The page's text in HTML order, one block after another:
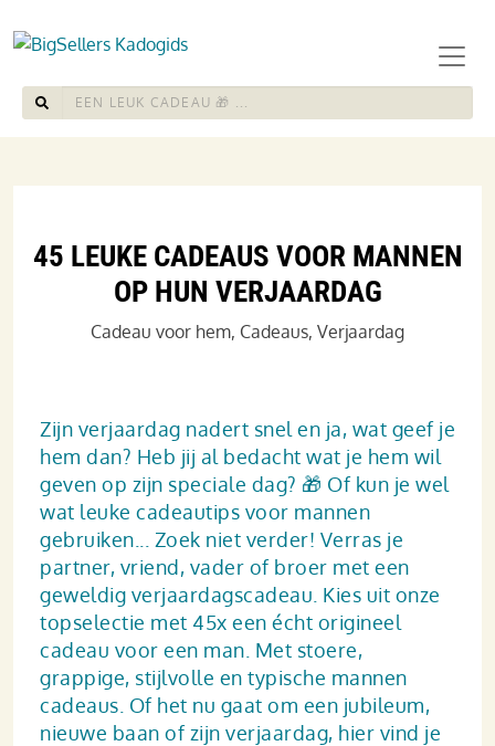
45 LEUKE CADEAUS VOOR MANNEN
OP HUN VERJAARDAG
Cadeau voor hem, Cadeaus, Verjaardag
Zijn verjaardag nadert snel en ja, wat geef je
hem dan? Heb jij al bedacht wat je hem wil
geven op zijn speciale dag? 🎁 Of kun je wel
wat leuke cadeautips voor mannen
gebruiken... Zoek niet verder! Verras je
partner, vriend, vader of broer met een
geweldig verjaardagscadeau. Kies uit onze
topselectie met 45x een écht origineel
cadeau voor een man. Met stoere,
grappige, stijlvolle en typische mannen
cadeaus. Of het nu gaat om een jubileum,
nieuwe baan of zijn verjaardag, hier vind je